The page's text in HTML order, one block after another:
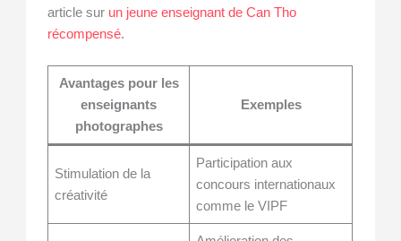
article sur un jeune enseignant de Can Tho
récompensé.
Avantages pour les
enseignants
photographes
Exemples
Stimulation de la
créativité
Participation aux
concours internationaux
comme le VIPF